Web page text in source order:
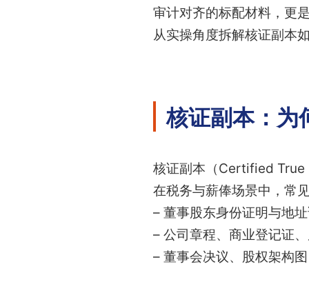
审计对齐的标配材料，更
从实操角度拆解核证副本
核证副本：为
核证副本（Certified True
在税务与薪俸场景中，常
– 董事股东身份证明与地
– 公司章程、商业登记证
– 董事会决议、股权架构